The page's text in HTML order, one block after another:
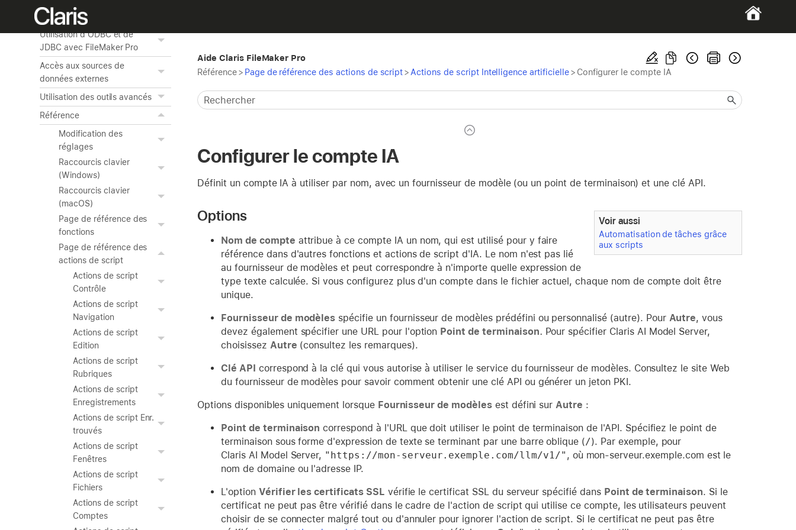
données sur le Web
Utilisation d'ODBC et de
JDBC avec FileMaker Pro
Accès aux sources de
données externes
Utilisation des outils avancés
Référence
Modification des
réglages
Raccourcis clavier
(Windows)
Raccourcis clavier
(macOS)
Page de référence des
fonctions
Page de référence des
actions de script
Actions de script
Contrôle
Actions de script
Navigation
Actions de script
Edition
Actions de script
Rubriques
Actions de script
Enregistrements
Actions de script Enr.
trouvés
Actions de script
Fenêtres
Actions de script
Fichiers
Actions de script
Comptes
Aide Claris FileMaker Pro
Référence> Page de référence des actions de script> Actions de script Intelligence artificielle> Configurer le compte IA
Configurer le compte IA
Définit un compte IA à utiliser par nom, avec un fournisseur de modèle (ou un point de terminaison) et une clé API.
Voir aussi
Automatisation de tâches grâce
aux scripts
Options
Nom de compte attribue à ce compte IA un nom, qui est utilisé pour y faire
référence dans d'autres fonctions et actions de script d'IA. Le nom n'est pas lié
au fournisseur de modèles et peut correspondre à n'importe quelle expression de
type texte calculée. Si vous configurez plus d'un compte dans le fichier actuel, chaque nom de compte doit être
unique.
Fournisseur de modèles spécifie un fournisseur de modèles prédéfini ou personnalisé (autre). Pour Autre, vous
devez également spécifier une URL pour l'option Point de terminaison. Pour spécifier Claris AI Model Server,
choisissez Autre (consultez les remarques).
Clé API correspond à la clé qui vous autorise à utiliser le service du fournisseur de modèles. Consultez le site Web
du fournisseur de modèles pour savoir comment obtenir une clé API ou générer un jeton PKI.
Options disponibles uniquement lorsque Fournisseur de modèlesest défini surAutre :
Point de terminaison correspond à l'URL que doit utiliser le point de terminaison de l'API. Spécifiez le point de
terminaison sous forme d'expression de texte se terminant par une barre oblique (/). Par exemple, pour
Claris AI Model Server, "https://mon-serveur.exemple.com/llm/v1/" , où mon-serveur.exemple.com est le
nom de domaine ou l'adresse IP.
L'option Vérifier les certificats SSL vérifie le certificat SSL du serveur spécifié dans Point de terminaison. Si le
certificat ne peut pas être vérifié dans le cadre de l'action de script qui utilise ce compte, les utilisateurs peuvent
choisir de se connecter malgré tout ou d'annuler pour ignorer l'action de script. Si le certificat ne peut pas être